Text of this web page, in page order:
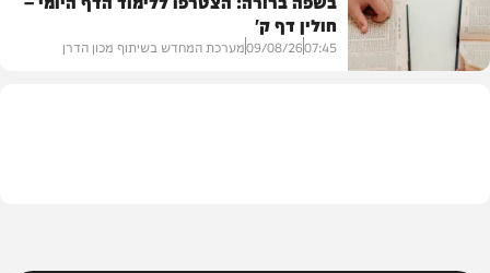
חדשות
חולין דף ק'
07:45
09/08/26מערכת המחדש בשיתוף מכון הדרן